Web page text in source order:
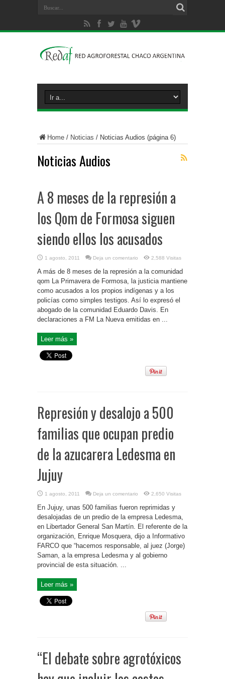
Home / Noticias / Noticias Audios (página 6)
Noticias Audios
A 8 meses de la represión a
los Qom de Formosa siguen
siendo ellos los acusados
1 agosto, 2011 Deja un comentario 2,588 Visitas
A más de 8 meses de la represión a la comunidad
qom La Primavera de Formosa, la justicia mantiene
como acusados a los propios indígenas y a los
policías como simples testigos. Así lo expresó el
abogado de la comunidad Eduardo Davis. En
declaraciones a FM La Nueva emitidas en ...
Leer más »
Represión y desalojo a 500
familias que ocupan predio
de la azucarera Ledesma en
Jujuy
1 agosto, 2011 Deja un comentario 2,650 Visitas
En Jujuy, unas 500 familias fueron reprimidas y
desalojadas de un predio de la empresa Ledesma,
en Libertador General San Martín. El referente de la
organización, Enrique Mosquera, dijo a Informativo
FARCO que “hacemos responsable, al juez (Jorge)
Saman, a la empresa Ledesma y al gobierno
provincial de esta situación. ...
Leer más »
“El debate sobre agrotóxicos